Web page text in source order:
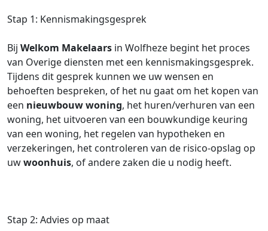
Stap 1: Kennismakingsgesprek
Bij Welkom Makelaars in Wolfheze begint het proces
van Overige diensten met een kennismakingsgesprek.
Tijdens dit gesprek kunnen we uw wensen en
behoeften bespreken, of het nu gaat om het kopen van
een nieuwbouw woning, het huren/verhuren van een
woning, het uitvoeren van een bouwkundige keuring
van een woning, het regelen van hypotheken en
verzekeringen, het controleren van de risico-opslag op
uwwoonhuis, of andere zaken die u nodig heeft.
Stap 2: Advies op maat